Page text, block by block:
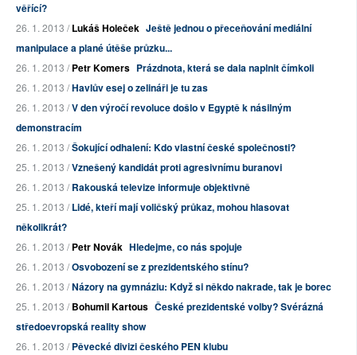
věřící?
26. 1. 2013 /Lukáš Holeček Ještě jednou o přeceňování mediální
manipulace a plané útěše průzku...
26. 1. 2013 /Petr Komers Prázdnota, která se dala naplnit čímkoli
26. 1. 2013 /Havlův esej o zelináři je tu zas
26. 1. 2013 /V den výročí revoluce došlo v Egyptě k násilným
demonstracím
26. 1. 2013 /Šokující odhalení: Kdo vlastní české společnosti?
25. 1. 2013 /Vznešený kandidát proti agresivnímu buranovi
26. 1. 2013 /Rakouská televize informuje objektivně
25. 1. 2013 /Lidé, kteří mají voličský průkaz, mohou hlasovat
několikrát?
26. 1. 2013 /Petr Novák Hledejme, co nás spojuje
26. 1. 2013 /Osvobození se z prezidentského stínu?
26. 1. 2013 /Názory na gymnáziu: Když si někdo nakrade, tak je borec
25. 1. 2013 /Bohumil Kartous České prezidentské volby? Svérázná
středoevropská reality show
26. 1. 2013 /Pěvecké divizi českého PEN klubu